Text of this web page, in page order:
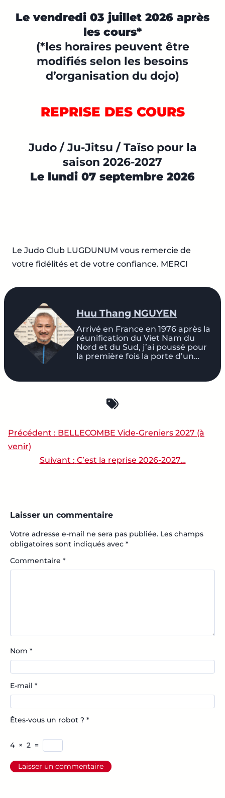
Le vendredi 03 juillet 2026 après
les cours*
(*les horaires peuvent être
modifiés selon les besoins
d’organisation du dojo)
REPRISE DES COURS
Judo / Ju-Jitsu / Taïso pour la
saison 2026-2027
Le lundi 07 septembre 2026
Le Judo Club LUGDUNUM vous remercie de
votre fidélités et de votre confiance. MERCI
Huu Thang NGUYEN
Arrivé en France en 1976 après la
réunification du Viet Nam du
Nord et du Sud, j’ai poussé pour
la première fois la porte d’un…
NAVIGATION DE
Précédent : BELLECOMBE Vide-Greniers 2027 (à
venir)
Suivant : C’est la reprise 2026-2027…
Laisser un commentaire
Votre adresse e-mail ne sera pas publiée. Les champs
obligatoires sont indiqués avec *
Commentaire *
Nom *
E-mail *
Êtes-vous un robot ? *
4 × 2 =